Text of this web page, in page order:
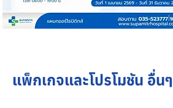
แพ็กเกจและโปรโมชัน อื่นๆ